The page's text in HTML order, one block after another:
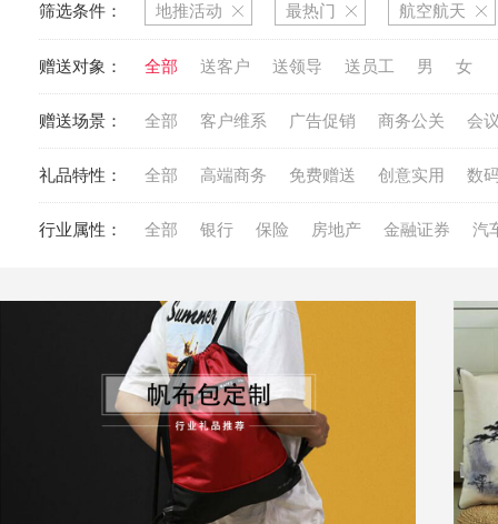
筛选条件： 地推活动 最热门 航空航天
赠送对象： 全部 送客户 送领导 送员工 男 女
赠送场景： 全部 客户维系 广告促销 商务公关 会
礼品特性： 全部 高端商务 免费赠送 创意实用 数
行业属性： 全部 银行 保险 房地产 金融证券 汽